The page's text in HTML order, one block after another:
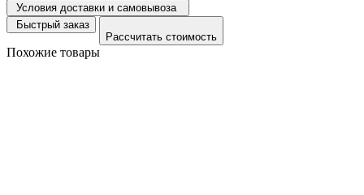
Условия доставки и самовывоза
Быстрый заказ
Рассчитать стоимость
Похожие товары